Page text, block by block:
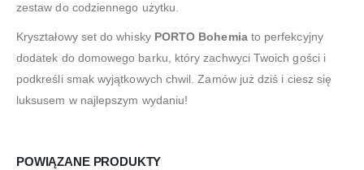
zestaw do codziennego użytku.
Kryształowy set do whisky PORTO Bohemiato perfekcyjny
dodatek do domowego barku, który zachwyci Twoich gości i
podkreśli smak wyjątkowych chwil. Zamów już dziś i ciesz się
luksusem w najlepszym wydaniu!
POWIĄZANE PRODUKTY